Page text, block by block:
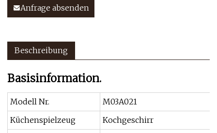
Anfrage absenden
Beschreibung
Basisinformation.
Modell Nr.
M03A021
Küchenspielzeug
Kochgeschirr